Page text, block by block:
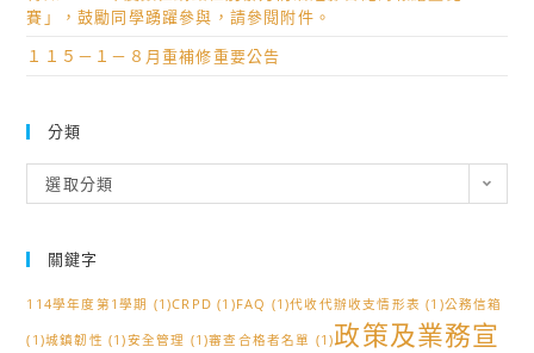
賽」，鼓勵同學踴躍參與，請參閱附件。
１１５－１－８月重補修重要公告
分類
類
選取分類
關鍵字
114學年度第1學期 (1)CRPD (1)FAQ (1)代收代辦收支情形表 (1)公務信箱
(1)城鎮韌性 (1)安全管理 (1)審查合格者名單 (1)政策及業務宣